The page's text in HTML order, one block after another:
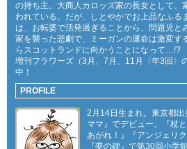
の持ち主。大商人カロッズ家の長女として、
われている。だが、しとやかでお上品なふる
は、お転婆で活発過ぎることから、問題児と
家を襲った悲劇で、ミーガンの運命は激変す
らスコットランドに向かうことになって…!?
増刊フラワーズ（3月、7月、11月〈年3回〉
中！
PROFILE
2月14日生まれ。東京都
ママ』でデビュー。『杖
あがれ！』『アンジェリ
『夢の碑』で第30回小学